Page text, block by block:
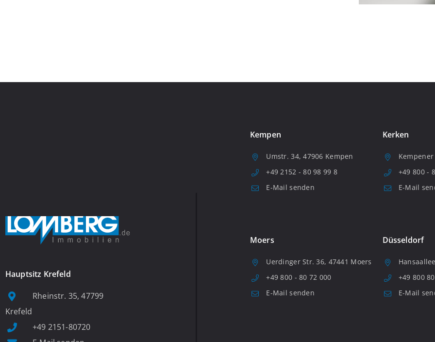
Hauptsitz Krefeld
Rheinstr. 35, 47799
Krefeld
+49 2151-80720
Kempen
Umstr. 34, 47906 Kempen
+49 2152 - 80 98 99 8
E-Mail senden
Kerken
+49 800 -
E-Mail
Moers
Uerdinger Str. 36, 47441 Moers
+49 800 - 80 72 000
E-Mail senden
Düsseldorf
+49 800
E-Mail